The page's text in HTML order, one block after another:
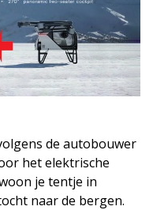
de autobouwer
het elektrische
je tentje in
naar de bergen.